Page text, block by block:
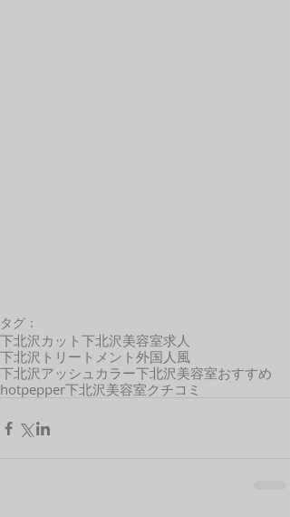
タグ：
下北沢カット 下北沢美容室求人
下北沢トリートメント 外国人風
下北沢アッシュカラー下北沢美容室おすすめ
hotpepper下北沢美容室クチコミ